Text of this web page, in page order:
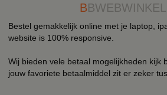
B
Bestel gemakkelijk online met je laptop,
website is 100% responsive.
Wij bieden vele betaal mogelijkheden kijk
jouw favoriete betaalmiddel zit er zeker